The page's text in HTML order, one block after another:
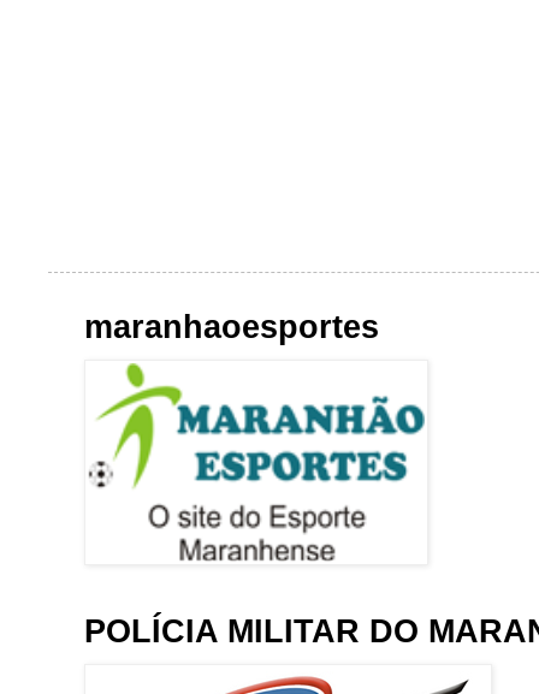
maranhaoesportes
POLÍCIA MILITAR DO